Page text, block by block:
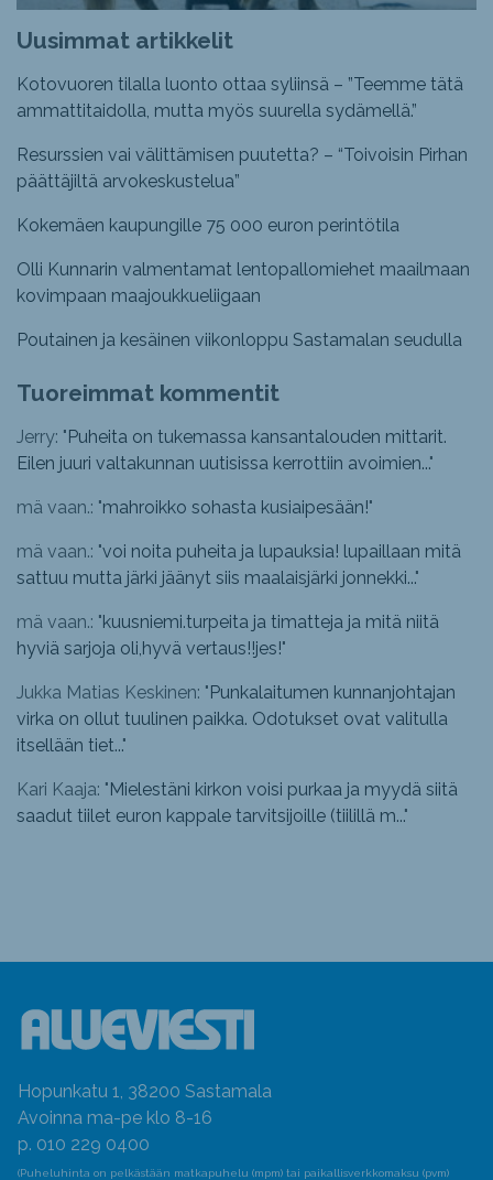
Uusimmat artikkelit
Kotovuoren tilalla luonto ottaa syliinsä – ”Teemme tätä
ammattitaidolla, mutta myös suurella sydämellä.”
Resurssien vai välittämisen puutetta? – “Toivoisin Pirhan
päättäjiltä arvokeskustelua”
Kokemäen kaupungille 75 000 euron perintötila
Olli Kunnarin valmentamat lentopallomiehet maailmaan
kovimpaan maajoukkueliigaan
Poutainen ja kesäinen viikonloppu Sastamalan seudulla
Tuoreimmat kommentit
Jerry: "Puheita on tukemassa kansantalouden mittarit.
Eilen juuri valtakunnan uutisissa kerrottiin avoimien..."
mä vaan.: "mahroikko sohasta kusiaipesään!"
mä vaan.: "voi noita puheita ja lupauksia! lupaillaan mitä
sattuu mutta järki jäänyt siis maalaisjärki jonnekki..."
mä vaan.: "kuusniemi.turpeita ja timatteja ja mitä niitä
hyviä sarjoja oli,hyvä vertaus!!jes!"
Jukka Matias Keskinen: "Punkalaitumen kunnanjohtajan
virka on ollut tuulinen paikka. Odotukset ovat valitulla
itsellään tiet..."
Kari Kaaja: "Mielestäni kirkon voisi purkaa ja myydä siitä
saadut tiilet euron kappale tarvitsijoille (tiilillä m..."
Hopunkatu 1, 38200 Sastamala
Avoinna ma-pe klo 8-16
p. 010 229 0400
(Puheluhinta on pelkästään matkapuhelu (mpm) tai paikallisverkkomaksu (pvm)